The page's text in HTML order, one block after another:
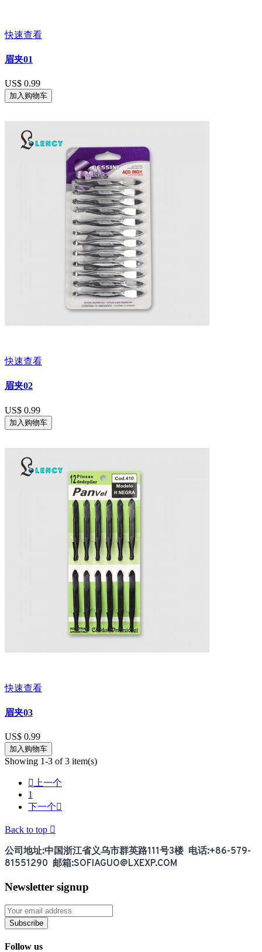
快速查看
眉夹01
US$ 0.99
加入购物车
快速查看
眉夹02
US$ 0.99
加入购物车
快速查看
眉夹03
US$ 0.99
加入购物车
Showing 1-3 of 3 item(s)
 上一个
1
下一个
Back to top 
公司地址:中国浙江省义乌市群英路111号3楼 电话:+86-579-
81551290 邮箱:SOFIAGUO@LXEXP.COM
Newsletter signup
Subscribe
Follow us